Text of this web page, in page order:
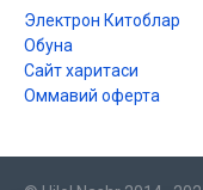
Электрон Китоблар
Обуна
Сайт харитаси
Оммавий оферта